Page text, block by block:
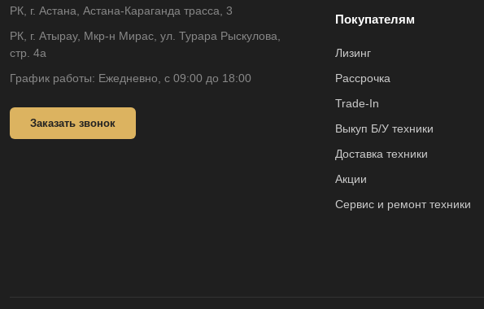
РК, г. Астана, Астана-Караганда трасса, 3
РК, г. Атырау, Мкр-н Мирас, ул. Турара Рыскулова,
стр. 4а
График работы: Ежедневно, с 09:00 до 18:00
Заказать звонок
Покупателям
Лизинг
Рассрочка
Trade-In
Выкуп Б/У техники
Доставка техники
Акции
Сервис и ремонт техники